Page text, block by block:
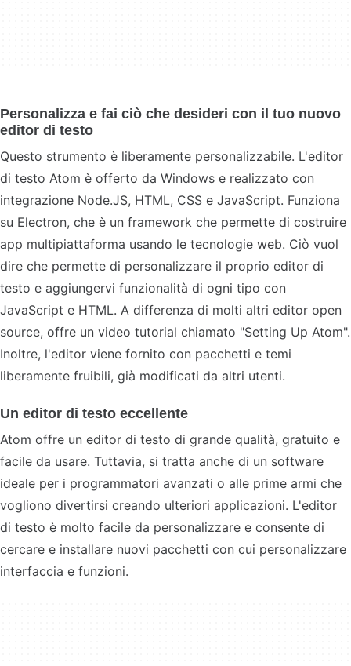
Personalizza e fai ciò che desideri con il tuo nuovo
editor di testo
Questo strumento è liberamente personalizzabile. L'editor
di testo Atom è offerto da Windows e realizzato con
integrazione Node.JS, HTML, CSS e JavaScript. Funziona
su Electron, che è un framework che permette di costruire
app multipiattaforma usando le tecnologie web. Ciò vuol
dire che permette di personalizzare il proprio editor di
testo e aggiungervi funzionalità di ogni tipo con
JavaScript e HTML. A differenza di molti altri editor open
source, offre un video tutorial chiamato "Setting Up Atom".
Inoltre, l'editor viene fornito con pacchetti e temi
liberamente fruibili, già modificati da altri utenti.
Un editor di testo eccellente
Atom offre un editor di testo di grande qualità, gratuito e
facile da usare. Tuttavia, si tratta anche di un software
ideale per i programmatori avanzati o alle prime armi che
vogliono divertirsi creando ulteriori applicazioni. L'editor
di testo è molto facile da personalizzare e consente di
cercare e installare nuovi pacchetti con cui personalizzare
interfaccia e funzioni.